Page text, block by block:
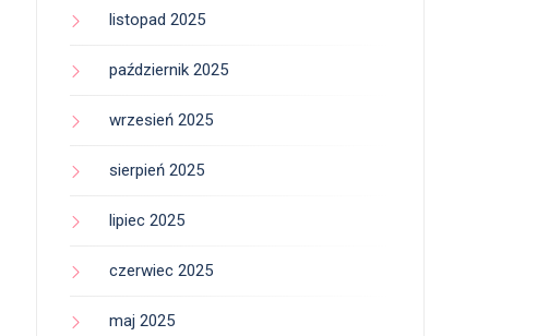
listopad 2025
październik 2025
wrzesień 2025
sierpień 2025
lipiec 2025
czerwiec 2025
maj 2025